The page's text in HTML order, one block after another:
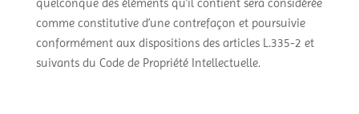
quelconque des éléments qu’il contient sera considérée
comme constitutive d’une contrefaçon et poursuivie
conformément aux dispositions des articles L.335-2 et
suivants du Code de Propriété Intellectuelle.